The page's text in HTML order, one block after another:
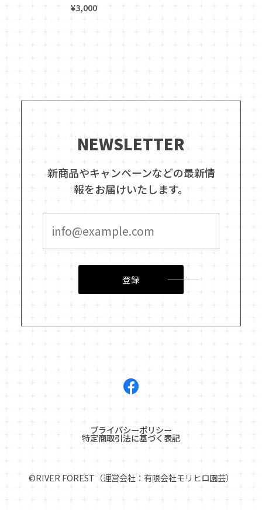
¥3,000
NEWSLETTER
新商品やキャンペーンなどの最新情
報をお届けいたします。
登録
プライバシーポリシー
特定商取引法に基づく表記
©︎RIVER FOREST（運営会社：有限会社モリヒロ園芸）